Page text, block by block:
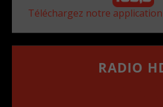
Téléchargez notre
RADIO